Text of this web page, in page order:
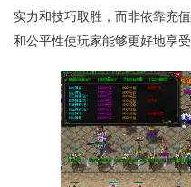
实力和技巧取胜，而非依靠充
和公平性使玩家能够更好地享